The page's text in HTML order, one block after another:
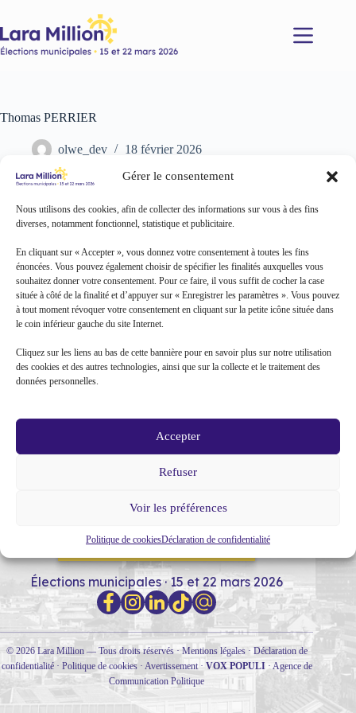
Gérer le consentement
Nous utilisons des cookies, afin de collecter des informations sur vous à des fins
diverses, notamment fonctionnel, statistique et publicitaire.
En cliquant sur « Accepter », vous donnez votre consentement à toutes les fins
énoncées. Vous pouvez également choisir de spécifier les finalités auxquelles vous
souhaitez donner votre consentement. Pour ce faire, il vous suffit de cocher la case
située à côté de la finalité et d’appuyer sur « Enregistrer les paramètres ». Vous pouvez
à tout moment révoquer votre consentement en cliquant sur la petite icône située dans
le coin inférieur gauche du site Internet.
Cliquez sur les liens au bas de cette bannière pour en savoir plus sur notre utilisation
des cookies et des autres technologies, ainsi que sur la collecte et le traitement des
données personnelles.
Accepter
Refuser
Voir les préférences
Politique de cookiesDéclaration de confidentialité
contenu
Thomas PERRIER
olwe_dev 18 février 2026
NOTRE PROGRAMME
RENCONTRONS-NOUS !
Élections municipales · 15 et 22 mars 2026
© 2026 Lara Million — Tous droits réservés ·Mentions légales· Déclaration de
confidentialité· Politique de cookies· Avertissement· VOX POPULI· Agence de
Communication Politique